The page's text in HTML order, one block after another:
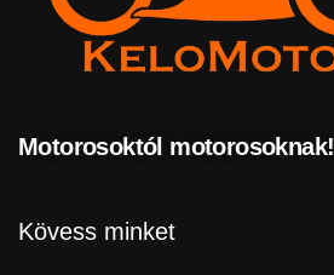
Motorosoktól motorosoknak!
Kövess minket